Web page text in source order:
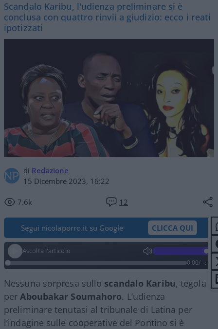
Scandalo Karibu, l'udienza preliminare si è
conclusa con quattro rinvii a giudizio: ecco i reati
ipotizzati
di Redazione
15 Dicembre 2023, 16:22
7.6k 12
Segui nicolaporro.it su Google CLICCA QUI
Ascolta l'articolo
0:00/--:--
Nessuna sorpresa sullo scandalo Karibu, tegola
per Aboubakar Soumahoro. L’udienza
preliminare tenutasi al tribunale di Latina per
l’indagine sulle cooperative del Pontino si è